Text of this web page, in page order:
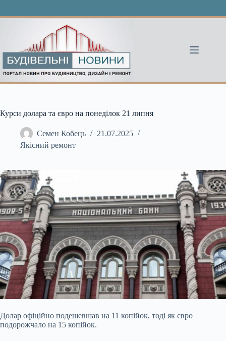
Курси долара та євро на понеділок 21 липня
Семен Кобець
21.07.2025
Якісний ремонт
Долар офіційно подешевшав на 11 копійок, тоді як євро
подорожчало на 15 копійок.